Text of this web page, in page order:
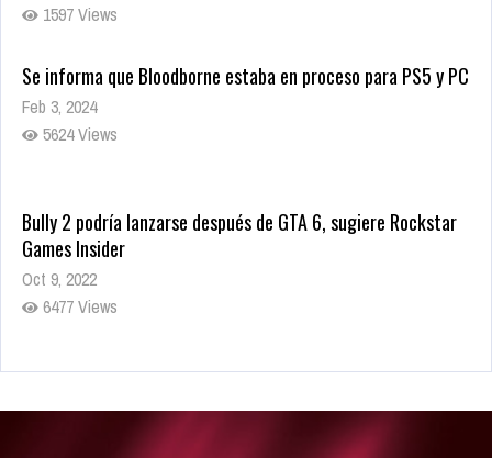
1597 Views
Se informa que Bloodborne estaba en proceso para PS5 y PC
Feb 3, 2024
5624 Views
Bully 2 podría lanzarse después de GTA 6, sugiere Rockstar
Games Insider
Oct 9, 2022
6477 Views
Rumor: Se filtran los primeros detalles de Resident Evil 9